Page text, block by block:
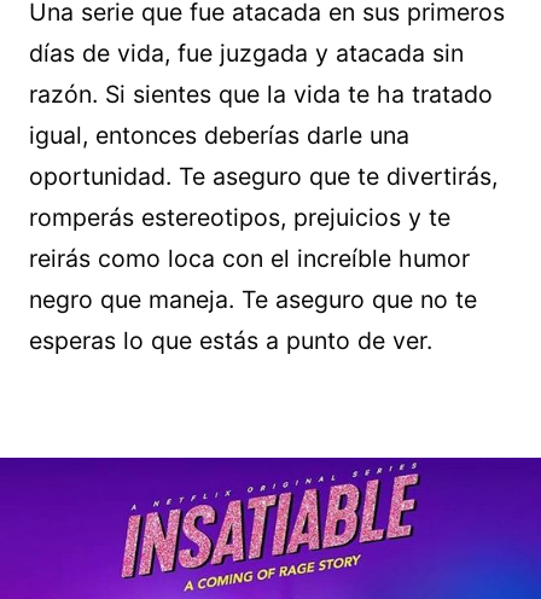
Una serie que fue atacada en sus primeros
días de vida, fue juzgada y atacada sin
razón. Si sientes que la vida te ha tratado
igual, entonces deberías darle una
oportunidad. Te aseguro que te divertirás,
romperás estereotipos, prejuicios y te
reirás como loca con el increíble humor
negro que maneja. Te aseguro que no te
esperas lo que estás a punto de ver.